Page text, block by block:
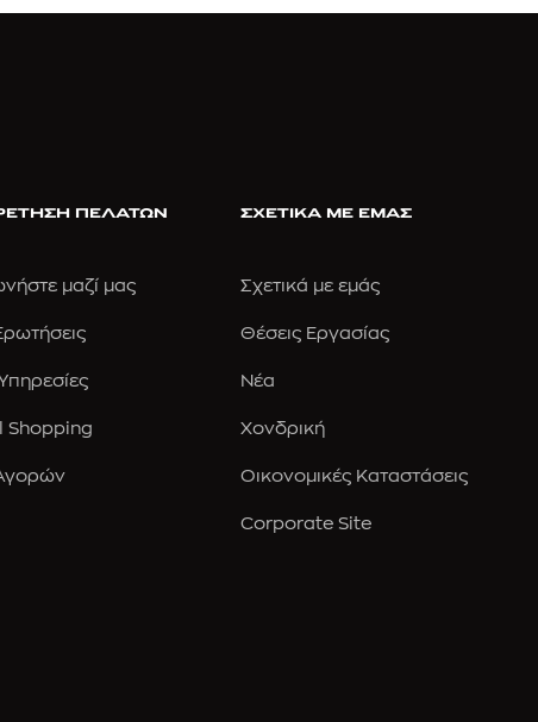
ΠΕΛΑΤΩΝ
μαζί μας
Shopping
ΣΧΕΤΙΚΑ ΜΕ ΕΜΑΣ
Σχετικά με εμάς
Θέσεις Εργασίας
Νέα
Χονδρική
Οικονομικές Καταστάσεις
Corporate Site